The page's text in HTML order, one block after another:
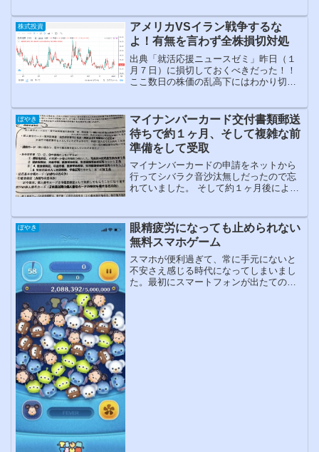
んていう宣伝につられましたが、結局は
マイナンバーカードを持た...
株式投資
アメリカVSイラン戦争するな
よ！有無を言わず全株損切対処
出典「就活応援ニュースゼミ」昨日（１
月７日）に損切しておくべきだった！！
ここ数日の株価の乱高下にはわかり切っ
越えることは容易ではありません。１月
６日（株式市場スタート）...
ぼやき
マイナンバーカード交付書類郵送
待ちで約１ヶ月、そして複雑な前
準備をして受取
マイナンバーカードの申請をネットから
行ってシバラク音沙汰無しだったので忘
れていました。 そして約１ヶ月後によう
を読まなければならない面倒と、マイナ
ンバーカードの必要に...
ぼやき
眼精疲労になっても止められない
無料スマホゲーム
スマホが便利過ぎて、常に手元にないと
不安さえ感じる時代になってしまいまし
た。最初にスマートフォンが出たての当